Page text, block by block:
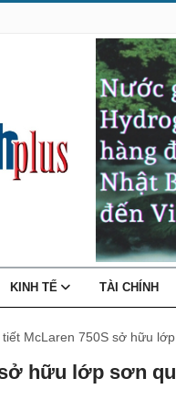
KINH TẾ TÀI CHÍNH
tiết McLaren 750S sở hữu
hữu lớp sơn